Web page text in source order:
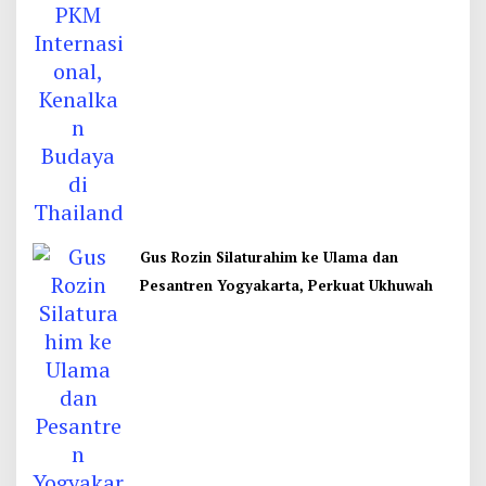
Gus Rozin Silaturahim ke Ulama dan
Pesantren Yogyakarta, Perkuat Ukhuwah